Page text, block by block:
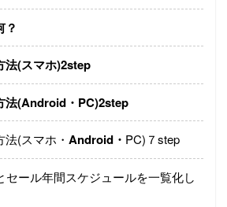
？
法(スマホ)2step
法(Android・PC)2step
法(スマホ・ Android・ PC)７step
セール年間スケジュールを一覧化し